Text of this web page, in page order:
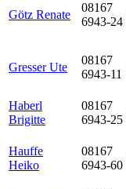
Götz Renate
08167
6943-24
Gresser Ute
08167
6943-11
Haberl
Brigitte
08167
6943-25
Hauffe
Heiko
08167
6943-60